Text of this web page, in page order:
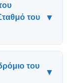
του
▾
του
▾